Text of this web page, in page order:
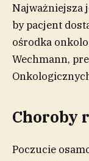
Najważniejsza
by pacjent
ośrodka
Wechmann,
Choroby
Poczucie